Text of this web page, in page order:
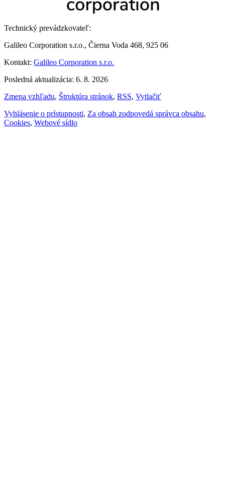
Technický prevádzkovateľ:
Galileo Corporation s.r.o., Čierna Voda 468, 925 06
Kontakt: Galileo Corporation s.r.o.
Posledná aktualizácia: 6. 8. 2026
Zmena vzhľadu, Štruktúra stránok, RSS, Vytlačiť
Vyhlásenie o prístupnosti, Za obsah zodpovedá správca obsahu,
Cookies, Webové sídlo